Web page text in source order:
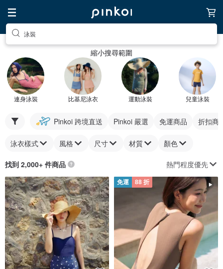
泳裝
縮小搜尋範圍
連身泳裝 比基尼泳衣 運動泳裝 兒童泳裝
Pinkoi 跨境直送 Pinkoi 嚴選 免運商品 折扣商
泳衣樣式 風格 尺寸 材質 顏色
找到 2,000+ 件商品 熱門程度優先
免運 88 折